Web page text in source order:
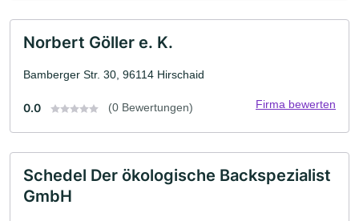
Norbert Göller e. K.
Bamberger Str. 30, 96114 Hirschaid
0.0 (0 Bewertungen) Firma bewerten
Schedel Der ökologische Backspezialist
GmbH